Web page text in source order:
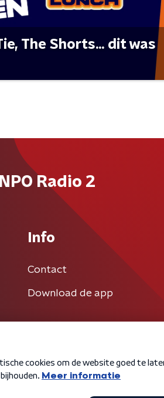
The Shorts... dit was
Radio 2
Info
Contact
Download de app